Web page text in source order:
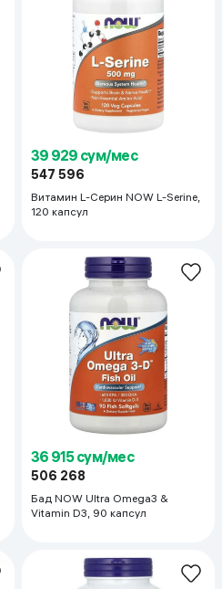
39 929 сум/мес
547 596
Витамин L-Серин NOW L-Serine,
120 капсул
36 915 сум/мес
506 268
Бад NOW Ultra Omega3 &
Vitamin D3, 90 капсул